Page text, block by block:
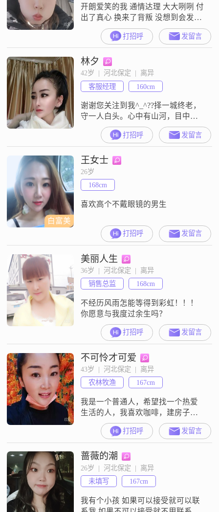
养老金，开朗点，爱好广泛，最
开朗爱笑的我 通情达理 大大咧咧 付
出了真心 换来了背叛 没想到会发生
在自己身上但是事实已经真实有效
打招呼 发留言
林夕
42岁  |  河北保定  |  离异
客服经理
160cm
谢谢您关注到我^_^??择一城终老，
守一人白头。心中有山河，目中皆
是我^_^????冷暴力、疑心病重、嗜
酒如命、和其他异性没有距离感的
男生不考虑。??
打招呼 发留言
白富美
王女士
26岁
168cm
喜欢高个不戴眼镜的男生
打招呼 发留言
美丽人生
36岁  |  河北保定  |  离异
销售总监
168cm
不经历风雨怎能等得到彩虹！！！
你愿意与我度过余生吗？
打招呼 发留言
不可怜才可爱
43岁  |  河北保定  |  离异
农林牧渔
167cm
我是一个普通人，希望找一个热爱
生活的人，我喜欢咖啡，建房子，
养花种菜
打招呼 发留言
蔷薇的潮
26岁  |  河北保定  |  离异
未填写
167cm
我有个小孩 如果可以接受就可以联